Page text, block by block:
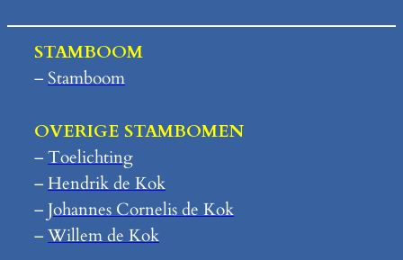
STAMBOOM
–Stamboom
OVERIGE STAMBOMEN
–Toelichting
–Hendrik de Kok
–Johannes Cornelis de Kok
–Willem de Kok